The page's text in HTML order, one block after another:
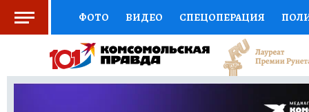
ФОТО ВИДЕО СПЕЦОПЕРАЦИЯ
СОЦПОДДЕРЖКА НАУКА СПОРТ
ОТКРЫВАЕМ МИР СЕМЬЯ ЖЕНСКИЕ